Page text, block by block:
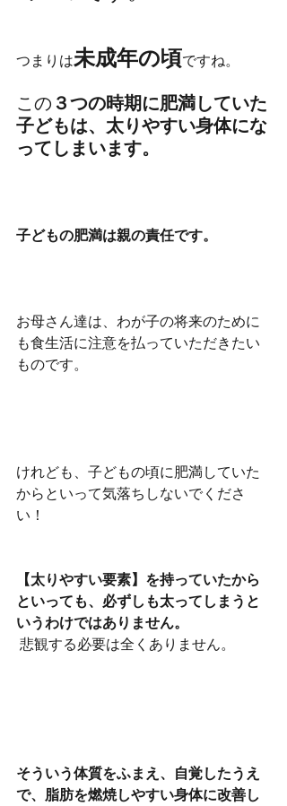
つまりは未成年の頃ですね。
この ３つの時期に肥満していた
子どもは、太りやすい身体にな
ってしまいます。
子どもの肥満は親の責任です。
お母さん達は、わが子の将来のために
も食生活に注意を払っていただきたい
ものです。
けれども、子どもの頃に肥満していた
からといって気落ちしないでくださ
い！
【太りやすい要素】を持っていたから
といっても、必ずしも太ってしまうと
いうわけではありません。
悲観する必要は全くありません。
そういう体質をふまえ、自覚したうえ
で、脂肪を燃焼しやすい身体に改善し